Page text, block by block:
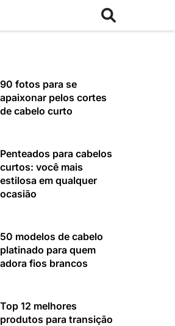
90 fotos para se
apaixonar pelos cortes
de cabelo curto
Penteados para cabelos
curtos: você mais
estilosa em qualquer
ocasião
50 modelos de cabelo
platinado para quem
adora fios brancos
Top 12 melhores
produtos para transição